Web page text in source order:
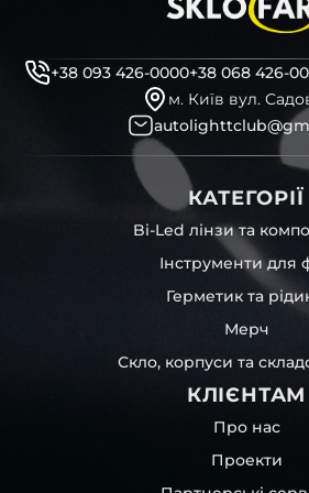
професійні інструменти для
бутиловий герметик для
рідини для розбирання фари
і також для автомобілівSkoda ,
інших, які будуть на 100 %
фарою вашої моделі авто.
Фотографії скла і корпусів,
автентичні та унікальні. Зроблені
професійного обладнання у
складі в Києві. З метою захисту від
копіювання – на всіх фотографіях
знак із нашим логотипом – для
Без письмового дозволу
будь-які фотографії з нашого веб-
Можна придбати окремо як
так і пару чи комплект. Кожну
співробітники на складі ретельно
дбайливо запаковують спочатку у
захисної стрейч-плівки, потім у
повітрям – і все це повноцінно
час перевезення та цілком
+38 093 426-0000+38 068 426-
м. Київ вул.
КАТЕГОРІЇ
Bi-Led лінзи та
Інструменти для
Герметик та
Мерч
Скло, корпуси та
КЛІЄНТАМ
Про нас
Проекти